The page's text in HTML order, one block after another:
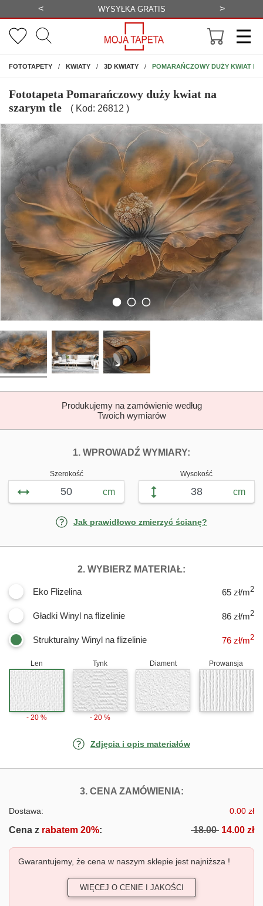
< WYSYŁKA GRATIS >
FOTOTAPETYNA ŚCIANĘ
KWIATY 3D KWIATY POMARAŃCZOWY DUŻY KWIAT
Fototapeta Pomarańczowy duży kwiat na
szarym tle
( Kod: 26812 )
Produkujemy na zamówienie według
Twoich wymiarów
1. WPROWADŹ WYMIARY:
Szerokość
cm
Wysokość
cm
Jak prawidłowo zmierzyć ścianę?
2. WYBIERZ MATERIAŁ:
Eko Flizelina 65 zł/m2
Gładki Winyl na flizelinie 86 zł/m2
Strukturalny Winyl na flizelinie 76 zł/m2
Len
- 20 %
Tynk
- 20 %
Diament Prowansja
Zdjęcia i opis materiałów
3. CENA ZAMÓWIENIA:FOTOTAPETY
Dostawa: 0.00 zł
Cena z rabatem 20%: 18.00 14.00 zł
Gwarantujemy, że cena w naszym sklepie jest najniższa !
WIĘCEJ O CENIE I JAKOŚCI